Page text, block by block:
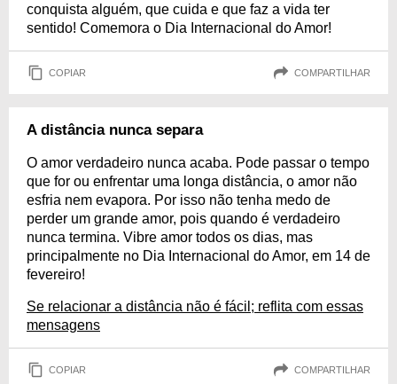
conquista alguém, que cuida e que faz a vida ter
sentido! Comemora o Dia Internacional do Amor!
COPIAR COMPARTILHAR
A distância nunca separa
O amor verdadeiro nunca acaba. Pode passar o tempo
que for ou enfrentar uma longa distância, o amor não
esfria nem evapora. Por isso não tenha medo de
perder um grande amor, pois quando é verdadeiro
nunca termina. Vibre amor todos os dias, mas
principalmente no Dia Internacional do Amor, em 14 de
fevereiro!
Se relacionar a distância não é fácil; reflita com essas
mensagens
COPIAR COMPARTILHAR